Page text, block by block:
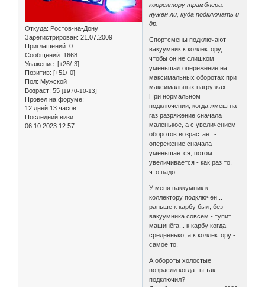
Откуда: Ростов-на-Дону
Зарегистрирован: 21.07.2009
Приглашений: 0
Сообщений: 1668
Уважение: [+26/-3]
Позитив: [+51/-0]
Пол: Мужской
Возраст: 55 [1970-10-13]
Провел на форуме:
12 дней 13 часов
Последний визит:
06.10.2023 12:57
корректору трамблера:
нужен ли, куда подключать и
др.
Спортсмены подключают
вакуумник к коллектору,
чтобы он не слишком
уменьшал опережение на
максимальных оборотах при
максимальных нагрузках.
При нормальном
подключении, когда жмеш на
газ разряжение сначала
маленькое, а с увеличением
оборотов возрастает -
опережение сначала
уменьшается, потом
увеличивается - как раз то,
что надо.
У меня ваккумник к
коллектору подключен...
раньше к карбу был, без
вакуумника совсем - тупит
машинёга... к карбу когда -
средненько, а к коллектору -
самое то.
А обороты холостые
возрасли когда ты так
подключил?